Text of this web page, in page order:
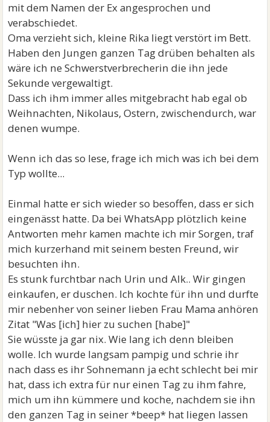
mit dem Namen der Ex angesprochen und
verabschiedet.
Oma verzieht sich, kleine Rika liegt verstört im Bett.
Haben den Jungen ganzen Tag drüben behalten als
wäre ich ne Schwerstverbrecherin die ihn jede
Sekunde vergewaltigt.
Dass ich ihm immer alles mitgebracht hab egal ob
Weihnachten, Nikolaus, Ostern, zwischendurch, war
denen wumpe.
Wenn ich das so lese, frage ich mich was ich bei dem
Typ wollte...
Einmal hatte er sich wieder so besoffen, dass er sich
eingenässt hatte. Da bei WhatsApp plötzlich keine
Antworten mehr kamen machte ich mir Sorgen, traf
mich kurzerhand mit seinem besten Freund, wir
besuchten ihn.
Es stunk furchtbar nach Urin und Alk.. Wir gingen
einkaufen, er duschen. Ich kochte für ihn und durfte
mir nebenher von seiner lieben Frau Mama anhören
Zitat "Was [ich] hier zu suchen [habe]"
Sie wüsste ja gar nix. Wie lang ich denn bleiben
wolle. Ich wurde langsam pampig und schrie ihr
nach dass es ihr Sohnemann ja echt schlecht bei mir
hat, dass ich extra für nur einen Tag zu ihm fahre,
mich um ihn kümmere und koche, nachdem sie ihn
den ganzen Tag in seiner *beep* hat liegen lassen